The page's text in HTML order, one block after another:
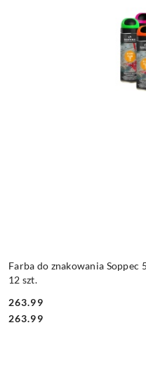
Farba do znakowania Soppec
12 szt.
Cena:
263.99
Cena:
263.99